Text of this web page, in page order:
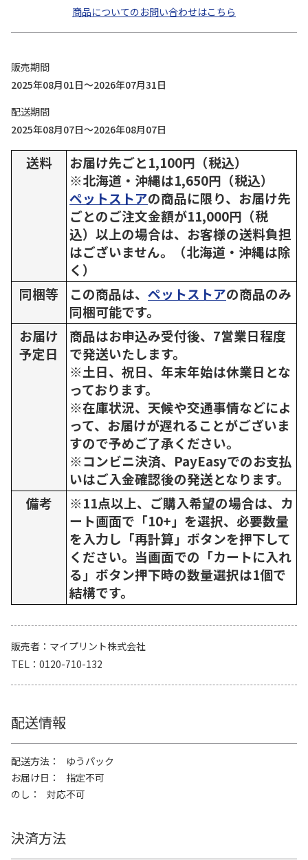
商品についてのお問い合わせはこちら
販売期間
2025年08月01日～2026年07月31日
配送期間
2025年08月07日～2026年08月07日
送料
お届け先ごと1,100円（税込）
※北海道・沖縄は1,650円（税込）
ペットストアの商品に限り、お届け先
ごとのご注文金額が11,000円（税
込）以上の場合は、お客様の送料負担
はございません。（北海道・沖縄は除
く）
同梱等
この商品は、 ペットストアの商品のみ
同梱可能です。
お届け
予定日
商品はお申込み受付後、7営業日程度
で発送いたします。
※土日、祝日、年末年始は休業日とな
っております。
※在庫状況、天候や交通事情などによ
って、お届けが遅れることがございま
すので予めご了承ください。
※コンビニ決済、PayEasyでのお支払
いはご入金確認後の発送となります。
備考
※11点以上、ご購入希望の場合は、カ
ート画面で「10+」を選択、必要数量
を入力し「再計算」ボタンを押下して
ください。当画面での「カートに入れ
る」ボタン押下時の数量選択は1個で
結構です。
販売者
マイプリント株式会社
TEL
0120-710-132
配送情報
配送方法
ゆうパック
お届け日
指定不可
のし
対応不可
決済方法